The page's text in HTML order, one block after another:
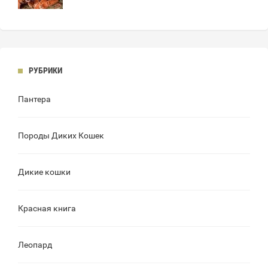
РУБРИКИ
Пантера
Породы Диких Кошек
Дикие кошки
Красная книга
Леопард